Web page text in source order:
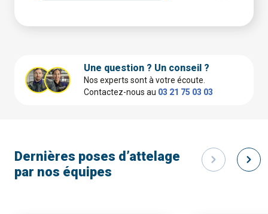
Une question ? Un conseil ?
Nos experts sont à votre écoute.
Contactez-nous au 03 21 75 03 03
Dernières poses d’attelage
par nos équipes